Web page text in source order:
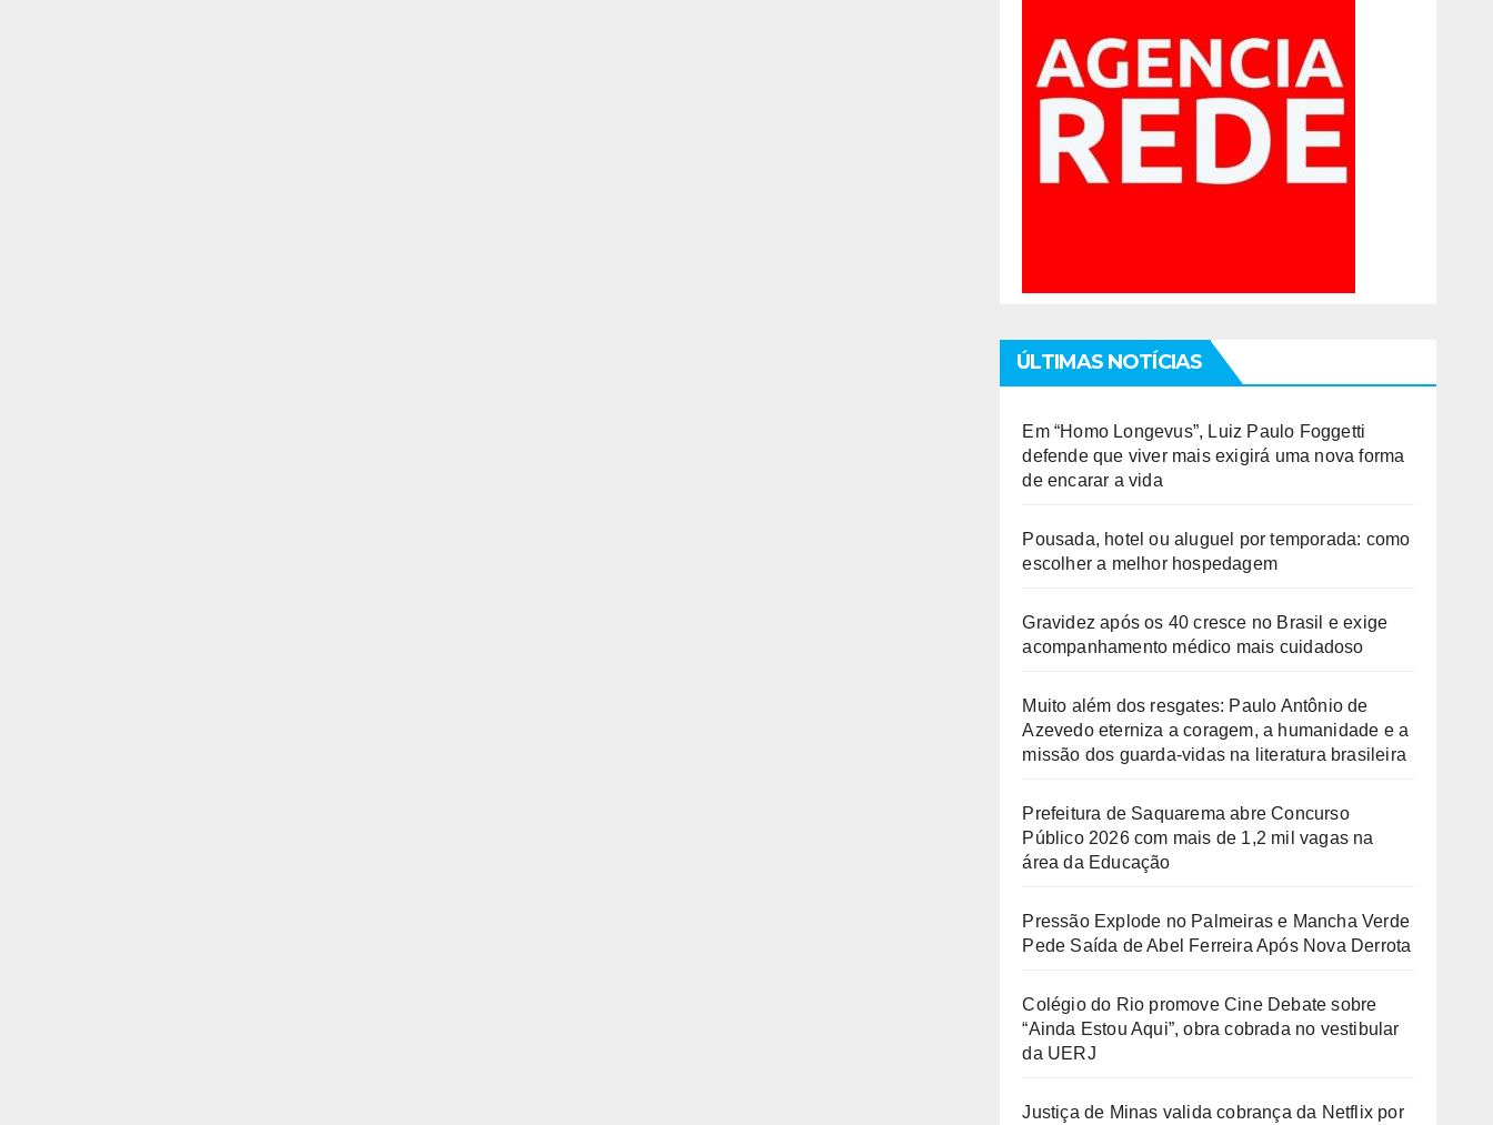
ÚLTIMAS NOTÍCIAS
Em “Homo Longevus”, Luiz Paulo Foggetti
defende que viver mais exigirá uma nova forma
de encarar a vida
Pousada, hotel ou aluguel por temporada: como
escolher a melhor hospedagem
Gravidez após os 40 cresce no Brasil e exige
acompanhamento médico mais cuidadoso
Muito além dos resgates: Paulo Antônio de
Azevedo eterniza a coragem, a humanidade e a
missão dos guarda-vidas na literatura brasileira
Prefeitura de Saquarema abre Concurso
Público 2026 com mais de 1,2 mil vagas na
área da Educação
Pressão Explode no Palmeiras e Mancha Verde
Pede Saída de Abel Ferreira Após Nova Derrota
Colégio do Rio promove Cine Debate sobre
“Ainda Estou Aqui”, obra cobrada no vestibular
da UERJ
Justiça de Minas valida cobrança da Netflix por